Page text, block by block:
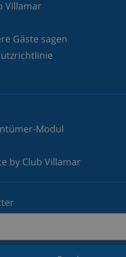
Villamar
Gäste sagen
Modul
by Club Villamar